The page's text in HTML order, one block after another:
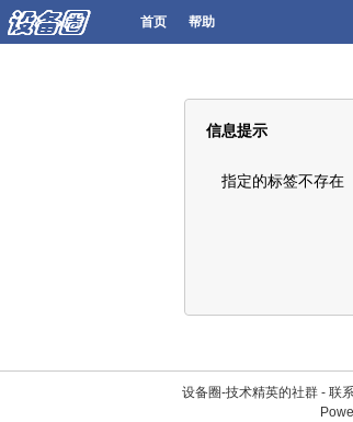
首页 帮助
信息提示
指定的标签不存在
设备圈-技术精英的社群 - 联